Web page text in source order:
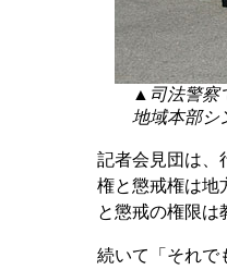
▲司法警察
地域本部シ
記者会見団は、
権と懲戒権は地
と懲戒の権限は
続いて「それで